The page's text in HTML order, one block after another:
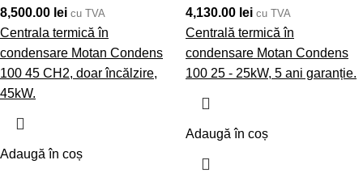
8,500.00 lei cu TVA
Centrala termică în
condensare Motan Condens
100 45 CH2, doar încălzire,
45kW.
Adaugă în coș
4,130.00 lei cu TVA
Centrală termică în
condensare Motan Condens
100 25 - 25kW, 5 ani garanție.
Adaugă în coș